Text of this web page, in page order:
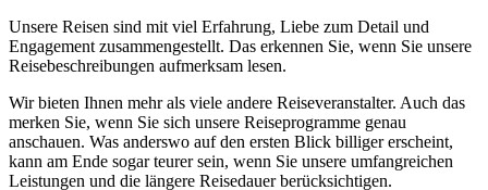
Unsere Reisen sind mit viel Erfahrung, Liebe zum Detail und
Engagement zusammengestellt. Das erkennen Sie, wenn Sie unsere
Reisebeschreibungen aufmerksam lesen.
Wir bieten Ihnen mehr als viele andere Reiseveranstalter. Auch das
merken Sie, wenn Sie sich unsere Reiseprogramme genau
anschauen. Was anderswo auf den ersten Blick billiger erscheint,
kann am Ende sogar teurer sein, wenn Sie unsere umfangreichen
Leistungen und die längere Reisedauer berücksichtigen.